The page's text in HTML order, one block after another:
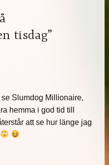
tisdag”
Slumdog Millionaire,
hemma i god tid till
att se hur länge jag